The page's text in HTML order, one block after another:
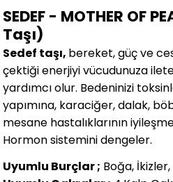
SEDEF - MOTHER OF
Taşı)
Sedef taşı, bereket, güç ve
çektiği enerjiyi vücudunuza
yardımcı olur. Bedeninizi
yapımına, karaciğer, dalak,
mesane hastalıklarının
Hormon sistemini dengeler.
Uyumlu Burçlar ; Boğa,